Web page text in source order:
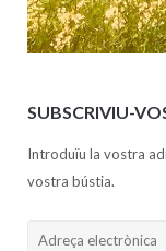
SUBSCRIVIU-
Introduïu la vostra
vostra bústia.
Adreça